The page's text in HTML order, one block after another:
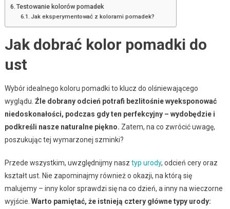
Testowanie kolorów pomadek
Jak eksperymentować z kolorami pomadek?
Jak dobrać kolor pomadki do
ust
Wybór idealnego koloru pomadki to klucz do olśniewającego
wyglądu. Źle dobrany odcień potrafi bezlitośnie wyeksponować
niedoskonałości, podczas gdy ten perfekcyjny – wydobędzie i
podkreśli nasze naturalne piękno. Zatem, na co zwrócić uwagę,
poszukując tej wymarzonej szminki?
Przede wszystkim, uwzględnijmy nasz typ urody, odcień cery oraz
kształt ust. Nie zapominajmy również o okazji, na którą się
malujemy – inny kolor sprawdzi się na co dzień, a inny na wieczorne
wyjście. Warto pamiętać, że istnieją cztery główne typy urody: